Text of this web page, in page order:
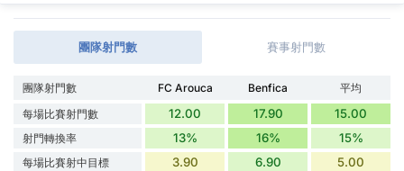
團隊射門數 賽事射門數
團隊射門數 FC Arouca Benfica
平均
每場比賽射門數
12.00 17.90 15.00
射門轉換率 13% 16% 15%
每場比賽射中目標 3.90 6.90 5.00